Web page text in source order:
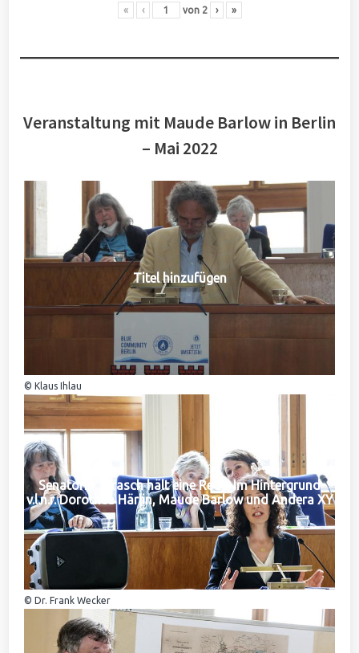
« ‹ von 2 › »
Veranstaltung mit Maude Barlow in Berlin
– Mai 2022
Titel hinzufügen
© Klaus Ihlau
Senatorin Jarasch hält eine Rede. Im Hintergrund
v.l.n.r. Dorothea Härlin, Maude Barlow und Andera XY
© Dr. Frank Wecker